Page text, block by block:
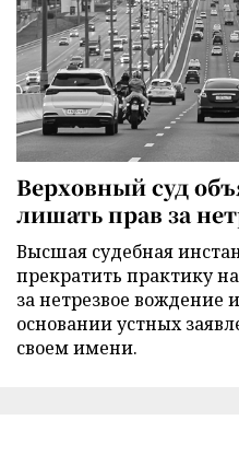
Верховный суд
лишать прав за
Высшая судебная
прекратить практику
за нетрезвое вождение
основании устных
своем имени.